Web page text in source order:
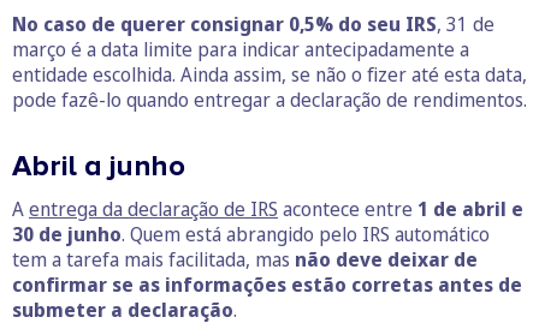
No caso de querer consignar 0,5% do seu IRS, 31 de
março é a data limite para indicar antecipadamente a
entidade escolhida. Ainda assim, se não o fizer até esta data,
pode fazê-lo quando entregar a declaração de rendimentos.
Abril a junho
Aentrega da declaração de IRS acontece entre 1 de abril e
30 de junho. Quem está abrangido pelo IRS automático
tem a tarefa mais facilitada, mas não deve deixar de
confirmar se as informações estão corretas antes de
submeter a declaração.